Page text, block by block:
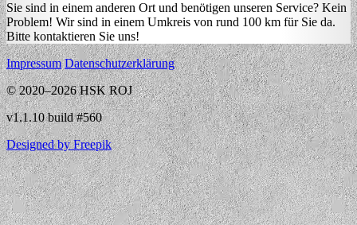
Sie sind in einem anderen Ort und benötigen unseren Service? Kein
Problem! Wir sind in einem Umkreis von rund 100 km für Sie da.
Bitte kontaktieren Sie uns!
Impressum Datenschutzerklärung
© 2020–2026 HSK ROJ
v1.1.10 build #560
Designed by Freepik